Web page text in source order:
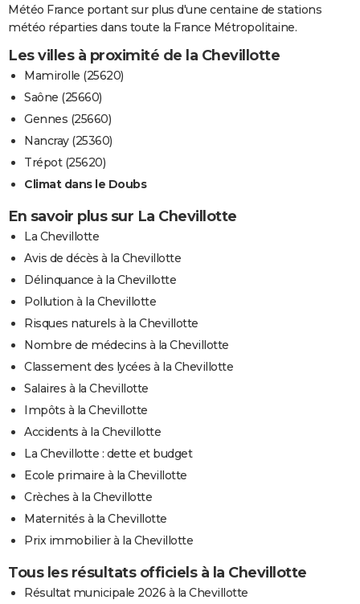
Météo France portant sur plus d'une centaine de stations
météo réparties dans toute la France Métropolitaine.
Les villes à proximité de la Chevillotte
Mamirolle (25620)
Saône (25660)
Gennes (25660)
Nancray (25360)
Trépot (25620)
Climat dans le Doubs
En savoir plus sur La Chevillotte
La Chevillotte
Avis de décès à la Chevillotte
Délinquance à la Chevillotte
Pollution à la Chevillotte
Risques naturels à la Chevillotte
Nombre de médecins à la Chevillotte
Classement des lycées à la Chevillotte
Salaires à la Chevillotte
Impôts à la Chevillotte
Accidents à la Chevillotte
La Chevillotte : dette et budget
Ecole primaire à la Chevillotte
Crèches à la Chevillotte
Maternités à la Chevillotte
Prix immobilier à la Chevillotte
Tous les résultats officiels à la Chevillotte
Résultat municipale 2026 à la Chevillotte